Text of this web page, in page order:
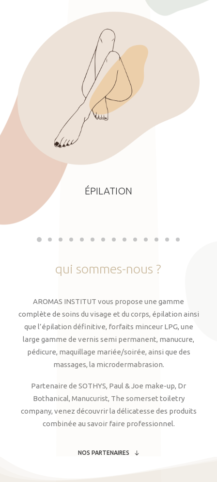
ÉPILATION
qui sommes-nous ?
AROMAS INSTITUT vous propose une gamme
complète de soins du visage et du corps, épilation ainsi
que l’épilation définitive, forfaits minceur LPG, une
large gamme de vernis semi permanent, manucure,
pédicure, maquillage mariée/soirée, ainsi que des
massages, la microdermabrasion.
Partenaire de SOTHYS, Paul & Joe make-up, Dr
Bothanical, Manucurist, The somerset toiletry
company, venez découvrir la délicatesse des produits
combinée au savoir faire professionnel.
NOS PARTENAIRES